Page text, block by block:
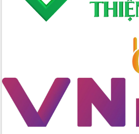
chuyển đổi số cho cán bộ, công chức
hai con số trong năm 2026
Tổ chức trang trọng Lễ hội Đền thờ
Lương Văn Chánh năm 2026
Phó Bí thư Tỉnh ủy Đắk Lắk Đỗ Hữu
Huy giữ chức Bí thư Đảng ủy Ủy Ban